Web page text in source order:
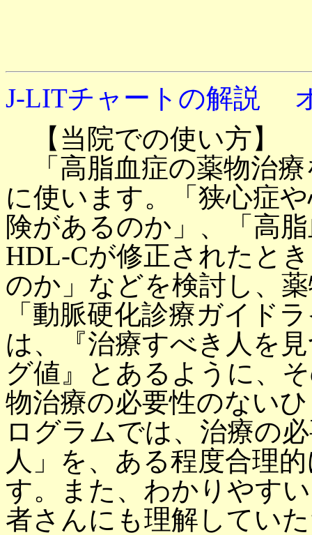
J-LITチャートの解説
【当院での使い方】
「高脂血症の薬物治
に使います。「狭心症
険があるのか」、「高
HDL-Cが修正されたと
のか」などを検討し、
「動脈硬化診療ガイド
は、『治療すべき人を
グ値』とあるように、
物治療の必要性のない
ログラムでは、治療の
人」を、ある程度合理
す。また、わかりやす
者さんにも理解してい